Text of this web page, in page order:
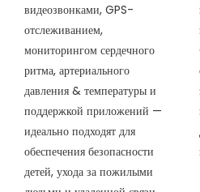
видеозвонками, GPS-
отслеживанием,
мониторингом сердечного
ритма, артериального
давления & температуры и
поддержкой приложений —
идеально подходят для
обеспечения безопасности
детей, ухода за пожилыми